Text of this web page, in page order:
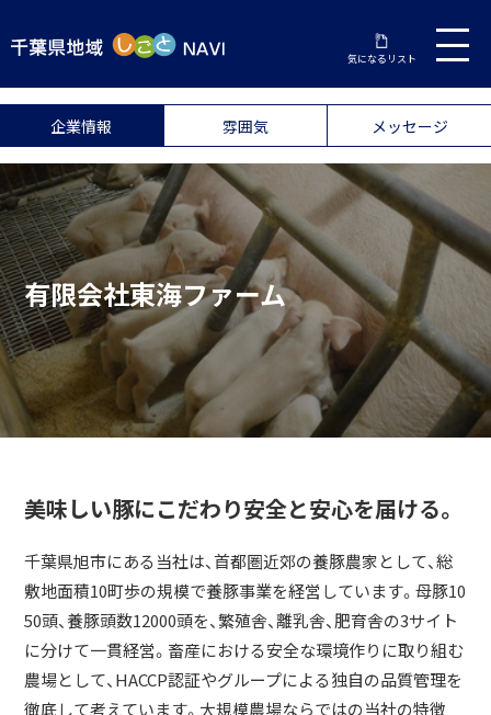
気になるリスト
企業情報 雰囲気 メッセージ
有限会社東海ファーム
美味しい豚にこだわり安全と安心を届ける。
千葉県旭市にある当社は、首都圏近郊の養豚農家として、総
敷地面積10町歩の規模で養豚事業を経営しています。母豚10
50頭、養豚頭数12000頭を、繁殖舎、離乳舎、肥育舎の3サイト
に分けて一貫経営。畜産における安全な環境作りに取り組む
農場として、HACCP認証やグループによる独自の品質管理を
徹底して考えています。大規模農場ならではの当社の特徴